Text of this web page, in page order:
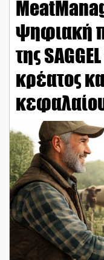
ψηφιακή
της
κρέατος